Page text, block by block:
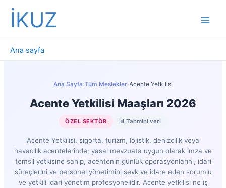
İçeriğe
İKUZ
Ana sayfa
Ana Sayfa›Tüm Meslekler›Acente Yetkilisi
Acente Yetkilisi Maaşları 2026
ÖZEL SEKTÖR 📊 Tahmini veri
Acente Yetkilisi, sigorta, turizm, lojistik, denizcilik veya
havacılık acentelerinde; yasal mevzuata uygun olarak imza ve
temsil yetkisine sahip, acentenin günlük operasyonlarını, idari
süreçlerini ve personel yönetimini sevk ve idare eden sorumlu
ve yetkili idari yönetim profesyonelidir. Acente yetkilisi ne iş